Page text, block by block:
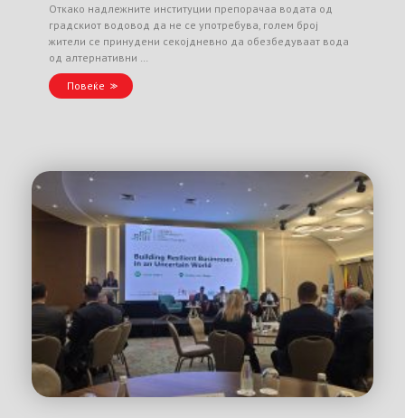
Откако надлежните институции препорачаа водата од
градскиот водовод да не се употребува, голем број
жители се принудени секојдневно да обезбедуваат вода
од алтернативни …
Повеќе